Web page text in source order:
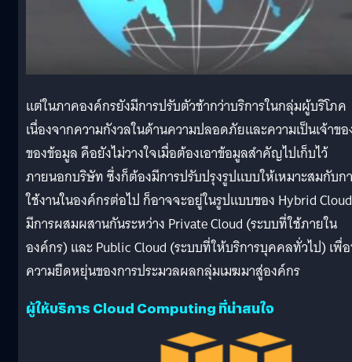
แต่ในภาคองค์กรยังมีการปรับตัวช้ากว่าบริการในกลุ่มผู้บริโภค
เนื่องจากความกังวลในด้านความปลอดภัยและความเป็นเจ้าขอ
ของข้อมูล คือยังไม่วางใจเมื่อต้องเอาข้อมูลสำคัญไปเก็บไว้
ภายนอกบริษัท ซึ่งก็ต้องมีการปรับปรุงรูปแบบให้เหมาะสมกับก
ใช้งานในองค์กรต่อไป ก็อาจจะอยู่ในรูปแบบของ Hybrid
มีการผสมผสานกันระหว่าง Private Cloud (ระบบที่ใช้ภายใน
องค์กร) และ Public Cloud (ระบบที่ให้บริการบุคคลทั่วไป) เพื่
ความยืดหยุ่นของการประมวลผลกลุ่มเมฆมาสู่องค์กร
ผู้ให้บริการ Cloud Computing ที่น่าสนใจ